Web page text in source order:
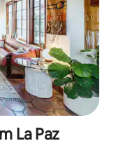
La Paz